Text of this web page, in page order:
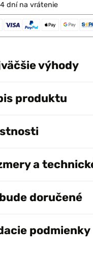
dní na vrátenie
výhody
produktu
a
doručené
podmienky